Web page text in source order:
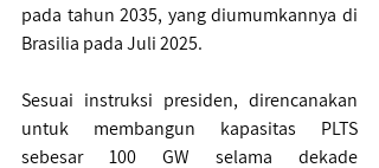
pada tahun 2035, yang diumumkannya di
Brasilia pada Juli 2025.
Sesuai instruksi presiden, direncanakan
untuk membangun kapasitas PLTS
sebesar 100 GW selama dekade